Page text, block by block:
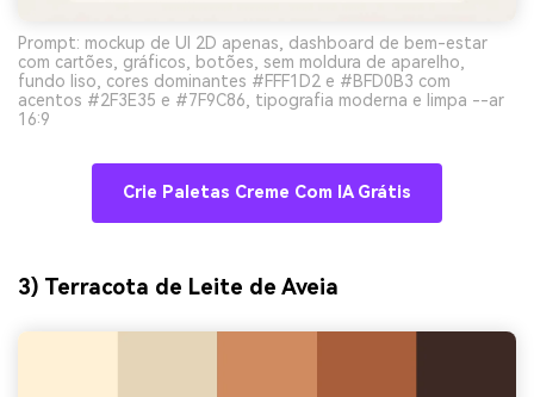
Prompt: mockup de UI 2D apenas, dashboard de bem-estar
com cartões, gráficos, botões, sem moldura de aparelho,
fundo liso, cores dominantes #FFF1D2 e #BFD0B3 com
acentos #2F3E35 e #7F9C86, tipografia moderna e limpa --ar
16:9
Crie Paletas Creme Com IA Grátis
3) Terracota de Leite de Aveia